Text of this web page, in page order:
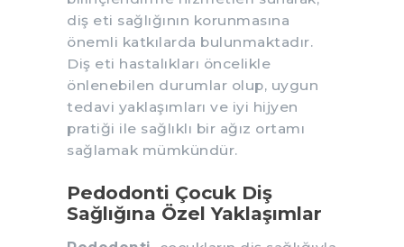
diş eti sağlığının korunmasına
önemli katkılarda bulunmaktadır.
Diş eti hastalıkları öncelikle
önlenebilen durumlar olup, uygun
tedavi yaklaşımları ve iyi hijyen
pratiği ile sağlıklı bir ağız ortamı
sağlamak mümkündür.
Pedodonti Çocuk Diş
Sağlığına Özel Yaklaşımlar